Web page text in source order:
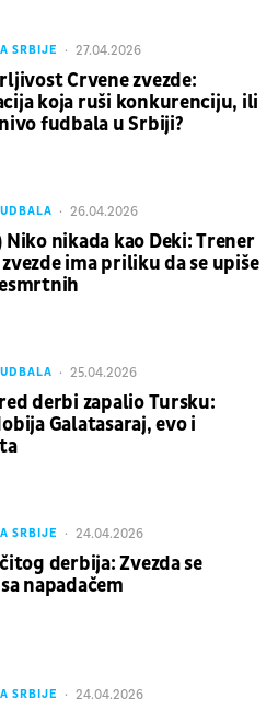
SRBIJE 27.04.2026
Crvene zvezde:
koja ruši konkurenciju, ili
fudbala u Srbiji?
26.04.2026
Niko nikada kao Deki: Trener
ima priliku da se upiše
25.04.2026
derbi zapalio Tursku:
Galatasaraj, evo i
SRBIJE 24.04.2026
derbija: Zvezda se
napadačem
SRBIJE 24.04.2026